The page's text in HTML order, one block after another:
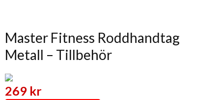
Master Fitness Roddhandtag
Metall – Tillbehör
269 kr